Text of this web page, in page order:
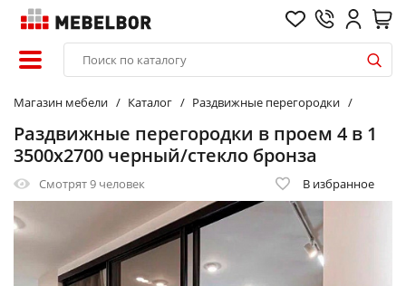
Магазин мебели Каталог Раздвижные перегородки
Раздвижные перегородки в проем 4 в 1
3500х2700 черный/стекло бронза
Смотрят9 человек В избранное